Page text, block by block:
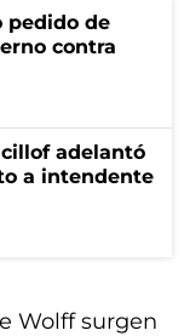
pedido de
contra
adelantó
a intendente
Wolff surgen